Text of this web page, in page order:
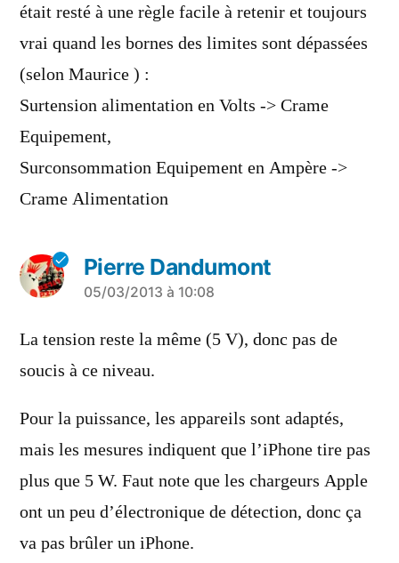
était resté à une règle facile à retenir et toujours
vrai quand les bornes des limites sont dépassées
(selon Maurice ) :
Surtension alimentation en Volts -> Crame
Equipement,
Surconsommation Equipement en Ampère ->
Crame Alimentation
Pierre Dandumont
a
dit :
05/03/2013 à 10:08
La tension reste la même (5 V), donc pas de
soucis à ce niveau.
Pour la puissance, les appareils sont adaptés,
mais les mesures indiquent que l’iPhone tire pas
plus que 5 W. Faut note que les chargeurs Apple
ont un peu d’électronique de détection, donc ça
va pas brûler un iPhone.